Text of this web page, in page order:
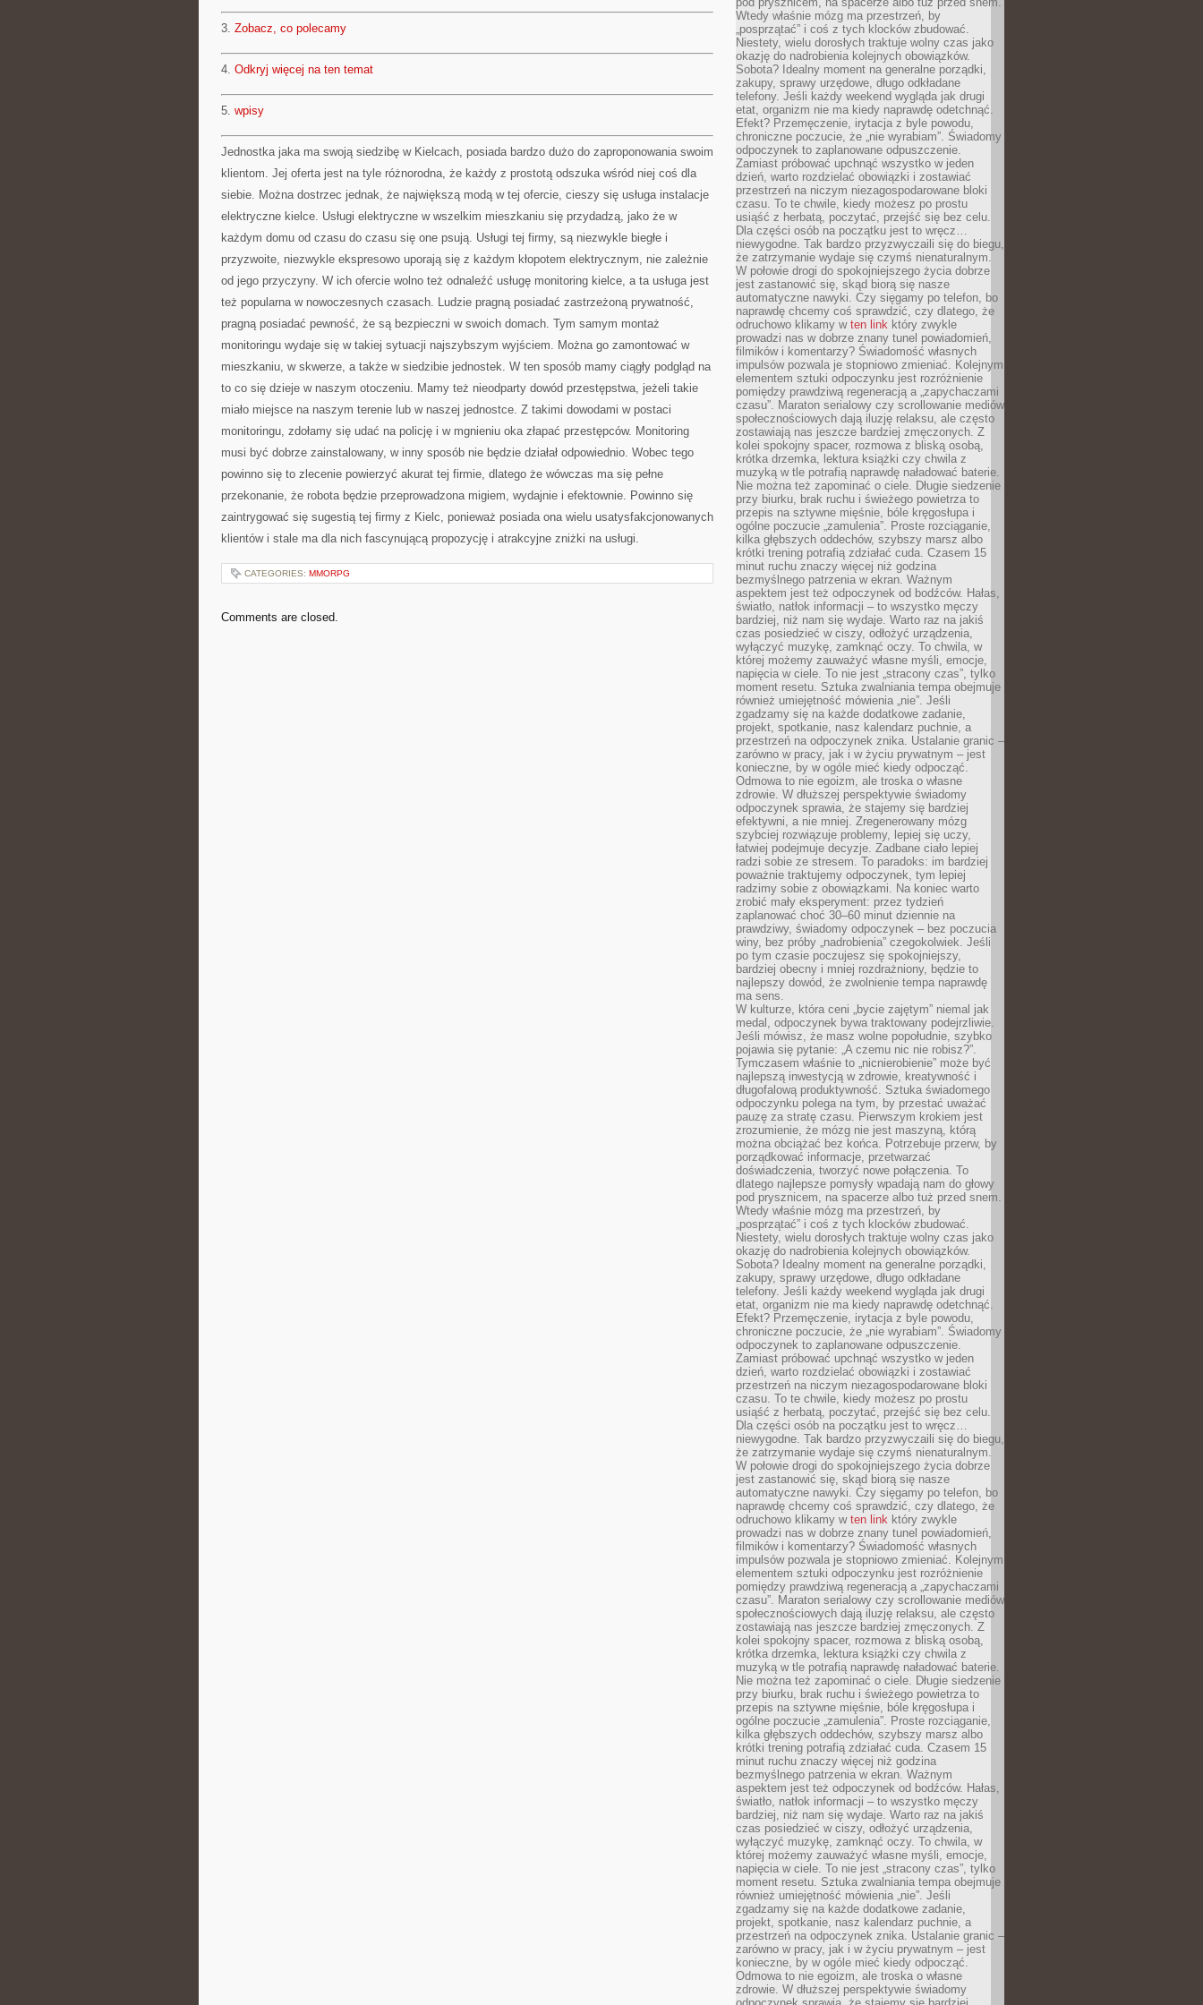
3. Zobacz, co polecamy
4. Odkryj więcej na ten temat
5. wpisy
Jednostka jaka ma swoją siedzibę w Kielcach, posiada bardzo dużo do zaproponowania swoim
klientom. Jej oferta jest na tyle różnorodna, że każdy z prostotą odszuka wśród niej coś dla
siebie. Można dostrzec jednak, że największą modą w tej ofercie, cieszy się usługa instalacje
elektryczne kielce. Usługi elektryczne w wszelkim mieszkaniu się przydadzą, jako że w
każdym domu od czasu do czasu się one psują. Usługi tej firmy, są niezwykle biegłe i
przyzwoite, niezwykle ekspresowo uporają się z każdym kłopotem elektrycznym, nie zależnie
od jego przyczyny. W ich ofercie wolno też odnaleźć usługę monitoring kielce, a ta usługa jest
też popularna w nowoczesnych czasach. Ludzie pragną posiadać zastrzeżoną prywatność,
pragną posiadać pewność, że są bezpieczni w swoich domach. Tym samym montaż
monitoringu wydaje się w takiej sytuacji najszybszym wyjściem. Można go zamontować w
mieszkaniu, w skwerze, a także w siedzibie jednostek. W ten sposób mamy ciągły podgląd na
to co się dzieje w naszym otoczeniu. Mamy też nieodparty dowód przestępstwa, jeżeli takie
miało miejsce na naszym terenie lub w naszej jednostce. Z takimi dowodami w postaci
monitoringu, zdołamy się udać na policję i w mgnieniu oka złapać przestępców. Monitoring
musi być dobrze zainstalowany, w inny sposób nie będzie działał odpowiednio. Wobec tego
powinno się to zlecenie powierzyć akurat tej firmie, dlatego że wówczas ma się pełne
przekonanie, że robota będzie przeprowadzona migiem, wydajnie i efektownie. Powinno się
zaintrygować się sugestią tej firmy z Kielc, ponieważ posiada ona wielu usatysfakcjonowanych
klientów i stale ma dla nich fascynującą propozycję i atrakcyjne zniżki na usługi.
CATEGORIES: MMORPG
Comments are closed.
Wtedy właśnie mózg ma przestrzeń, by
„posprzątać” i coś z tych klocków zbudować.
Niestety, wielu dorosłych traktuje wolny czas jako
okazję do nadrobienia kolejnych obowiązków.
Sobota? Idealny moment na generalne porządki,
zakupy, sprawy urzędowe, długo odkładane
telefony. Jeśli każdy weekend wygląda jak drugi
etat, organizm nie ma kiedy naprawdę odetchnąć.
Efekt? Przemęczenie, irytacja z byle powodu,
chroniczne poczucie, że „nie wyrabiam”. Świadomy
odpoczynek to zaplanowane odpuszczenie.
Zamiast próbować upchnąć wszystko w jeden
dzień, warto rozdzielać obowiązki i zostawiać
przestrzeń na niczym niezagospodarowane bloki
czasu. To te chwile, kiedy możesz po prostu
usiąść z herbatą, poczytać, przejść się bez celu.
Dla części osób na początku jest to wręcz…
niewygodne. Tak bardzo przyzwyczaili się do biegu,
że zatrzymanie wydaje się czymś nienaturalnym.
W połowie drogi do spokojniejszego życia dobrze
jest zastanowić się, skąd biorą się nasze
automatyczne nawyki. Czy sięgamy po telefon, bo
naprawdę chcemy coś sprawdzić, czy dlatego, że
odruchowo klikamy w ten link który zwykle
prowadzi nas w dobrze znany tunel powiadomień,
filmików i komentarzy? Świadomość własnych
impulsów pozwala je stopniowo zmieniać. Kolejnym
elementem sztuki odpoczynku jest rozróżnienie
pomiędzy prawdziwą regeneracją a „zapychaczami
czasu”. Maraton serialowy czy scrollowanie mediów
społecznościowych dają iluzję relaksu, ale często
zostawiają nas jeszcze bardziej zmęczonych. Z
kolei spokojny spacer, rozmowa z bliską osobą,
krótka drzemka, lektura książki czy chwila z
muzyką w tle potrafią naprawdę naładować baterie.
Nie można też zapominać o ciele. Długie siedzenie
przy biurku, brak ruchu i świeżego powietrza to
przepis na sztywne mięśnie, bóle kręgosłupa i
ogólne poczucie „zamulenia”. Proste rozciąganie,
kilka głębszych oddechów, szybszy marsz albo
krótki trening potrafią zdziałać cuda. Czasem 15
minut ruchu znaczy więcej niż godzina
bezmyślnego patrzenia w ekran. Ważnym
aspektem jest też odpoczynek od bodźców. Hałas,
światło, natłok informacji – to wszystko męczy
bardziej, niż nam się wydaje. Warto raz na jakiś
czas posiedzieć w ciszy, odłożyć urządzenia,
wyłączyć muzykę, zamknąć oczy. To chwila, w
której możemy zauważyć własne myśli, emocje,
napięcia w ciele. To nie jest „stracony czas”, tylko
moment resetu. Sztuka zwalniania tempa obejmuje
również umiejętność mówienia „nie”. Jeśli
zgadzamy się na każde dodatkowe zadanie,
projekt, spotkanie, nasz kalendarz puchnie, a
przestrzeń na odpoczynek znika. Ustalanie granic –
zarówno w pracy, jak i w życiu prywatnym – jest
konieczne, by w ogóle mieć kiedy odpocząć.
Odmowa to nie egoizm, ale troska o własne
zdrowie. W dłuższej perspektywie świadomy
odpoczynek sprawia, że stajemy się bardziej
efektywni, a nie mniej. Zregenerowany mózg
szybciej rozwiązuje problemy, lepiej się uczy,
łatwiej podejmuje decyzje. Zadbane ciało lepiej
radzi sobie ze stresem. To paradoks: im bardziej
poważnie traktujemy odpoczynek, tym lepiej
radzimy sobie z obowiązkami. Na koniec warto
zrobić mały eksperyment: przez tydzień
zaplanować choć 30–60 minut dziennie na
prawdziwy, świadomy odpoczynek – bez poczucia
winy, bez próby „nadrobienia” czegokolwiek. Jeśli
po tym czasie poczujesz się spokojniejszy,
bardziej obecny i mniej rozdrażniony, będzie to
najlepszy dowód, że zwolnienie tempa naprawdę
ma sens.
W kulturze, która ceni „bycie zajętym” niemal jak
medal, odpoczynek bywa traktowany podejrzliwie.
Jeśli mówisz, że masz wolne popołudnie, szybko
pojawia się pytanie: „A czemu nic nie robisz?”.
Tymczasem właśnie to „nicnierobienie” może być
najlepszą inwestycją w zdrowie, kreatywność i
długofalową produktywność. Sztuka świadomego
odpoczynku polega na tym, by przestać uważać
pauzę za stratę czasu. Pierwszym krokiem jest
zrozumienie, że mózg nie jest maszyną, którą
można obciążać bez końca. Potrzebuje przerw, by
porządkować informacje, przetwarzać
doświadczenia, tworzyć nowe połączenia. To
dlatego najlepsze pomysły wpadają nam do głowy
pod prysznicem, na spacerze albo tuż przed snem.
Wtedy właśnie mózg ma przestrzeń, by
„posprzątać” i coś z tych klocków zbudować.
Niestety, wielu dorosłych traktuje wolny czas jako
okazję do nadrobienia kolejnych obowiązków.
Sobota? Idealny moment na generalne porządki,
zakupy, sprawy urzędowe, długo odkładane
telefony. Jeśli każdy weekend wygląda jak drugi
etat, organizm nie ma kiedy naprawdę odetchnąć.
Efekt? Przemęczenie, irytacja z byle powodu,
chroniczne poczucie, że „nie wyrabiam”. Świadomy
odpoczynek to zaplanowane odpuszczenie.
Zamiast próbować upchnąć wszystko w jeden
dzień, warto rozdzielać obowiązki i zostawiać
przestrzeń na niczym niezagospodarowane bloki
czasu. To te chwile, kiedy możesz po prostu
usiąść z herbatą, poczytać, przejść się bez celu.
Dla części osób na początku jest to wręcz…
niewygodne. Tak bardzo przyzwyczaili się do biegu,
że zatrzymanie wydaje się czymś nienaturalnym.
W połowie drogi do spokojniejszego życia dobrze
jest zastanowić się, skąd biorą się nasze
automatyczne nawyki. Czy sięgamy po telefon, bo
naprawdę chcemy coś sprawdzić, czy dlatego, że
odruchowo klikamy w ten link który zwykle
prowadzi nas w dobrze znany tunel powiadomień,
filmików i komentarzy? Świadomość własnych
impulsów pozwala je stopniowo zmieniać. Kolejnym
elementem sztuki odpoczynku jest rozróżnienie
pomiędzy prawdziwą regeneracją a „zapychaczami
czasu”. Maraton serialowy czy scrollowanie mediów
społecznościowych dają iluzję relaksu, ale często
zostawiają nas jeszcze bardziej zmęczonych. Z
kolei spokojny spacer, rozmowa z bliską osobą,
krótka drzemka, lektura książki czy chwila z
muzyką w tle potrafią naprawdę naładować baterie.
Nie można też zapominać o ciele. Długie siedzenie
przy biurku, brak ruchu i świeżego powietrza to
przepis na sztywne mięśnie, bóle kręgosłupa i
ogólne poczucie „zamulenia”. Proste rozciąganie,
kilka głębszych oddechów, szybszy marsz albo
krótki trening potrafią zdziałać cuda. Czasem 15
minut ruchu znaczy więcej niż godzina
bezmyślnego patrzenia w ekran. Ważnym
aspektem jest też odpoczynek od bodźców. Hałas,
światło, natłok informacji – to wszystko męczy
bardziej, niż nam się wydaje. Warto raz na jakiś
czas posiedzieć w ciszy, odłożyć urządzenia,
wyłączyć muzykę, zamknąć oczy. To chwila, w
której możemy zauważyć własne myśli, emocje,
napięcia w ciele. To nie jest „stracony czas”, tylko
moment resetu. Sztuka zwalniania tempa obejmuje
również umiejętność mówienia „nie”. Jeśli
zgadzamy się na każde dodatkowe zadanie,
projekt, spotkanie, nasz kalendarz puchnie, a
przestrzeń na odpoczynek znika. Ustalanie granic –
zarówno w pracy, jak i w życiu prywatnym – jest
konieczne, by w ogóle mieć kiedy odpocząć.
Odmowa to nie egoizm, ale troska o własne
zdrowie. W dłuższej perspektywie świadomy